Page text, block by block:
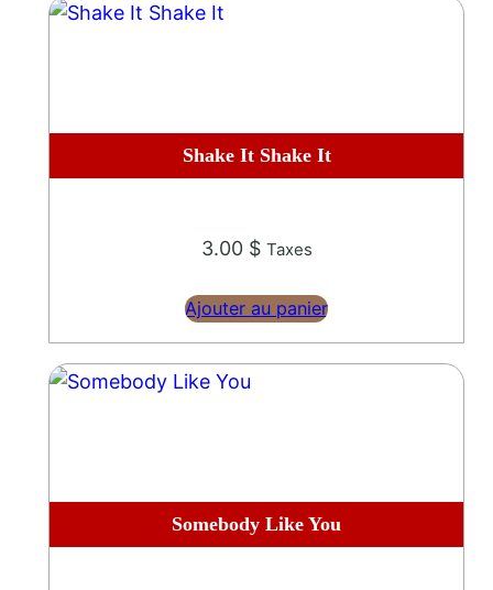
Shake It Shake It
3.00 $ Taxes
Ajouter au panier
Somebody Like You